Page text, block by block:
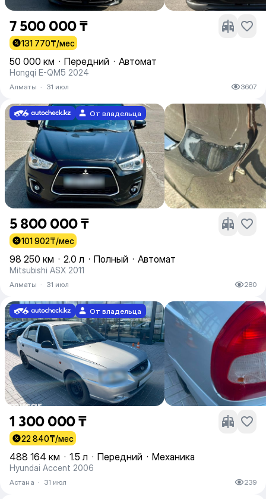
7 500 000 ₸
131 770₸/мес
50 000 км · Передний · Автомат
Hongqi E-QM5 2024
Алматы · 31 июл 3607
От владельца
5 800 000 ₸
101 902₸/мес
98 250 км · 2.0 л · Полный · Автомат
Mitsubishi ASX 2011
Алматы · 31 июл 280
От владельца
1 300 000 ₸
22 840₸/мес
488 164 км · 1.5 л · Передний · Механика
Hyundai Accent 2006
Астана · 31 июл 239